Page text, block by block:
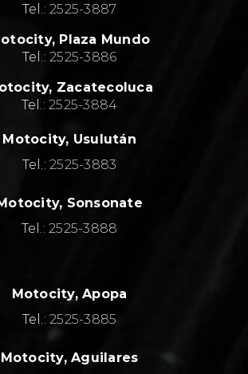
Tel.:2525-3887
Plaza Mundo
Tel.:2525-3886
Zacatecoluca
Tel.:2525-3884
Motocity, Usulután
Tel.:2525-3883
Sonsonate
Tel.:2525-3888
Motocity, Apopa
Tel.:2525-3885
Motocity, Aguilares